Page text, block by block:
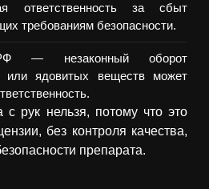
ответственность за сбыт
требованиям безопасности.
незаконный оборот
или ядовитых веществ может
с рук нельзя, потому что это
без контроля качества,
препарата.